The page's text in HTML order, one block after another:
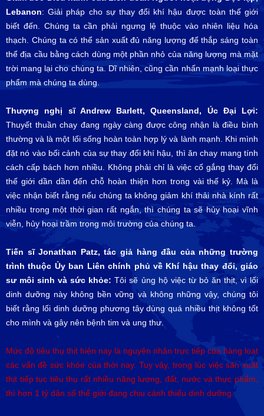
Lebanon: Giải pháp cho sự thay đổi khí hậu được toàn thế giới
biết đến. Chúng ta cần phải ngưng lệ thuộc vào nhiên liệu hóa
thạch. Chúng ta có thể sản xuất đủ năng lượng để thắp sáng toàn
thể địa cầu bằng cách dùng một phần nhỏ của năng lượng mà mặt
trời mang lại cho chúng ta. Dĩ nhiên, cũng cần nhấn mạnh loại thực
phẩm mà chúng ta dùng.
Thượng nghị sĩ Andrew Barlett, Queensland, Úc Đại Lợi:
Thuyết thuần chay đang ngày càng được công nhận là điều bình
thường và là một lối sống hoàn toàn hợp lý và lành mạnh. Khi mình
đặt nó vào bối cảnh của sự thay đổi khí hậu, thì ăn chay mang tính
cách cấp bách hơn nhiều. Không phải chỉ là việc cố gắng thay đổi
thế giới dần dần đến chỗ hoàn thiện hơn trong vài thế kỷ. Mà là
việc nhận biết rằng nếu chúng ta không giảm khí thải nhà kính rất
nhiều trong một thời gian rất ngắn, thì chúng ta sẽ hủy hoại vĩnh
viễn, hủy hoại trầm trọng môi trường của chúng ta.
Tiến sĩ Jonathan Patz, tác giả hàng đầu của những trường
trình thuộc Ủy ban Liên chính phủ về Khí hậu thay đổi, giáo
sư môi sinh và sức khỏe: Tôi sẽ ủng hộ việc từ bỏ ăn thịt, vì lối
dinh dưỡng này không bền vững và không những vậy, chúng tôi
biết rằng lối dinh dưỡng phương tây dùng quá nhiều thịt không tốt
cho mình và gây nên bệnh tim và ung thư.
Mức độ tiêu thụ thịt hiện nay là nguyên nhân trực tiếp của hàng loạt
các vấn đề sức khỏe của thời nay. Tuy vậy, trong lúc việc sản xuất
thịt tiếp tục tiêu thụ rất nhiều năng lượng, đất, nước và thực phẩm,
thì hơn 1 tỷ dân số thế giới đang chịu cảnh thiếu dinh dưỡng.